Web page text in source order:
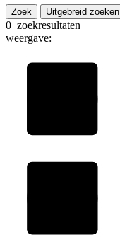
Zoek Uitgebreid zoeken
0 zoekresultaten
weergave: